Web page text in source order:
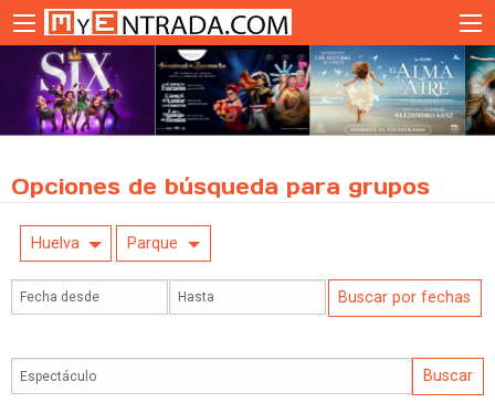
Opciones de búsqueda para grupos
Huelva Parque